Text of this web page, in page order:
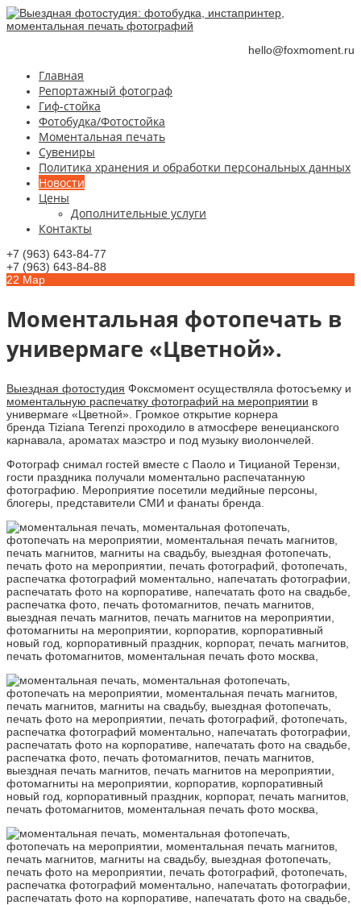
hello@foxmoment.ru
Главная
Репортажный фотограф
Гиф-стойка
Фотобудка/Фотостойка
Моментальная печать
Сувениры
Политика хранения и обработки персональных данных
Новости
Цены
Дополнительные услуги
Контакты
+7 (963) 643-84-77
+7 (963) 643-84-88
22 Мар
Моментальная фотопечать в
универмаге «Цветной».
Выездная фотостудия Фоксмомент осуществляла фотосъемку и
моментальную распечатку фотографий на мероприятии в
универмаге «Цветной». Громкое открытие корнера
бренда Tiziana Terenzi проходило в атмосфере венецианского
карнавала, ароматах маэстро и под музыку виолончелей.
Фотограф снимал гостей вместе с Паоло и Тицианой Терензи,
гости праздника получали моментально распечатанную
фотографию. Мероприятие посетили медийные персоны,
блогеры, представители СМИ и фанаты бренда.